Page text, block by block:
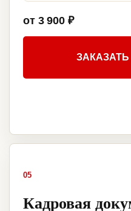
от 3 900 ₽
05
Кадровая